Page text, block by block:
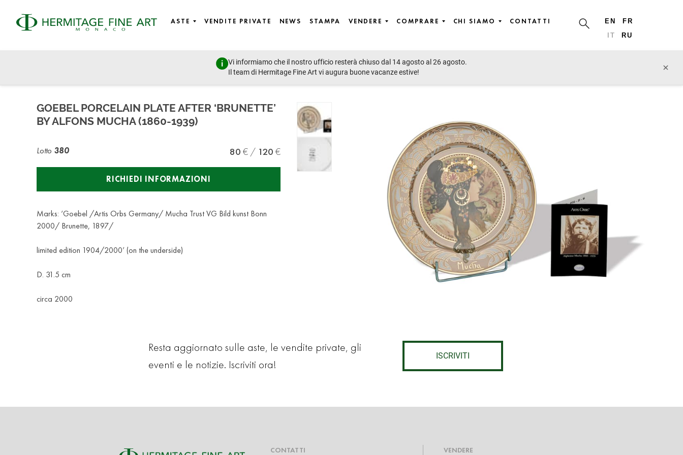
ASTE VENDITE PRIVATE NEWS STAMPA VENDERE COMPRARE CHI SIAMO CONTATTI EN
FR
IT
RU
Vi informiamo che il nostro ufficio resterà chiuso dal 14 agosto al 26 agosto.
Il team di Hermitage Fine Art vi augura buone vacanze estive!
×
Rare Wines, Sculptures, Art Nouveau, Design, Silver, Porcelain, Objets of Vertu, Jewellery, Handbags & Fashion
GOEBEL PORCELAIN PLATE AFTER ‘BRUNETTE’
BY ALFONS MUCHA (1860-1939)
Lotto 380 80 120
RICHIEDI INFORMAZIONI
Marks: ‘Goebel /Artis Orbs Germany/ Mucha Trust VG Bild kunst Bonn
2000/ Brunette, 1897/
limited edition 1904/2000’ (on the underside)
D. 31.5 cm
circa 2000
Resta aggiornato sulle aste, le vendite private, gli
eventi e le notizie. Iscriviti ora!
ISCRIVITI
CONTATTI VENDERE